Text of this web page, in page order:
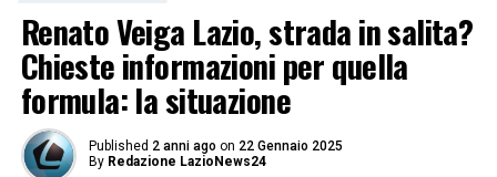
Renato Veiga Lazio, strada in salita?
Chieste informazioni per quella
formula: la situazione
Published 2 anni ago on 22 Gennaio 2025
By Redazione LazioNews24